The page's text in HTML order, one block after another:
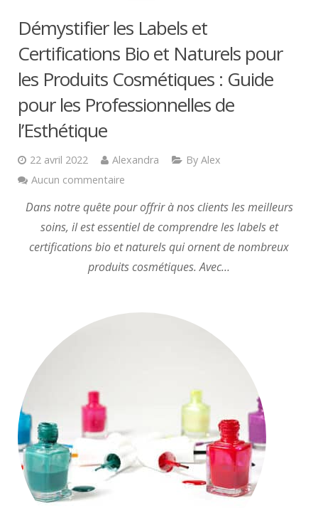
Démystifier les Labels et
Certifications Bio et Naturels pour
les Produits Cosmétiques : Guide
pour les Professionnelles de
l’Esthétique
22 avril 2022 Alexandra
By Alex
Aucun commentaire
Dans notre quête pour offrir à nos clients les meilleurs
soins, il est essentiel de comprendre les labels et
certifications bio et naturels qui ornent de nombreux
produits cosmétiques. Avec…